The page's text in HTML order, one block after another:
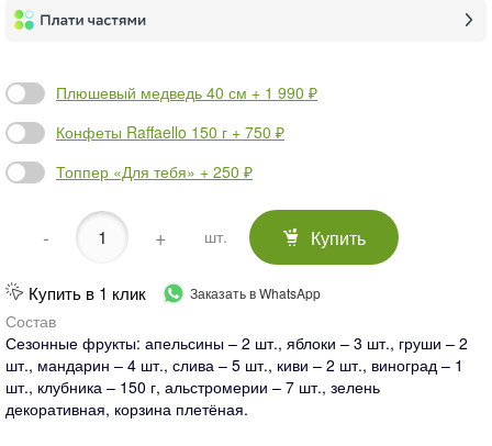
Плюшевый медведь 40 см + 1 990 ₽
Конфеты Raffaello 150 г + 750 ₽
Топпер «Для тебя» + 250 ₽
- + шт. Купить
Купить в 1 клик Заказать в WhatsApp
Состав
Сезонные фрукты: апельсины – 2 шт., яблоки – 3 шт., груши – 2
шт., мандарин – 4 шт., слива – 5 шт., киви – 2 шт., виноград – 1
шт., клубника – 150 г, альстромерии – 7 шт., зелень
декоративная, корзина плетёная.